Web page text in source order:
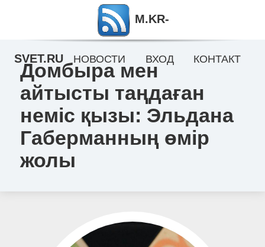
Домбыра мен
айтысты таңдаған
неміс қызы: Эльдана
Габерманның өмір
жолы
M.KR-
SVET.RU НОВОСТИ ВХОД КОНТАКТ